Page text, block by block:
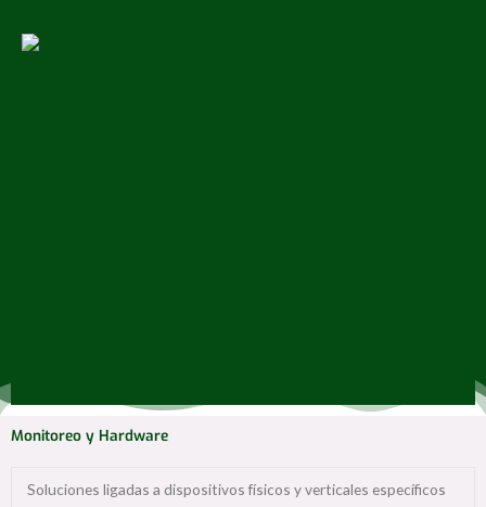
Monitoreo y Hardware
Soluciones ligadas a dispositivos físicos y verticales específicos